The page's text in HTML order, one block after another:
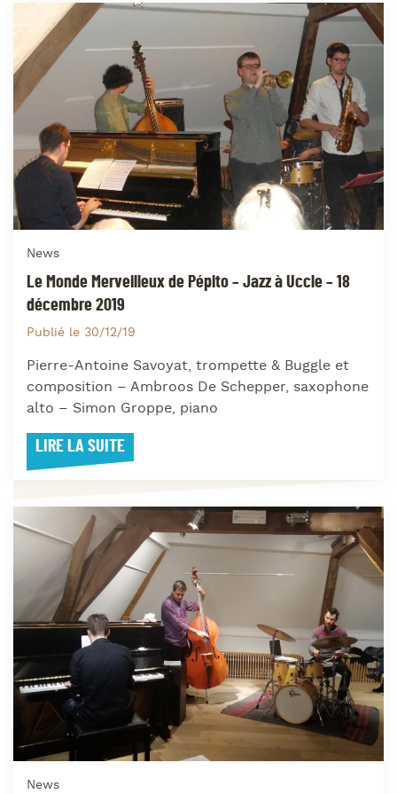
News
Le Monde Merveilleux de Pépito – Jazz à Uccle – 18
décembre 2019
Publié le 30/12/19
Pierre-Antoine Savoyat, trompette & Buggle et
composition – Ambroos De Schepper, saxophone
alto – Simon Groppe, piano
LIRE LA SUITE
News